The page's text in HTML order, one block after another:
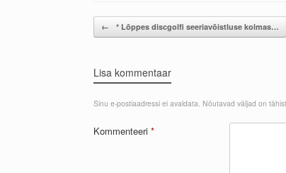
Post navigation
← * Lõppes discgolfi seeriavõistluse kolmas…
Lisa kommentaar
Sinu e-postiaadressi ei avaldata. Nõutavad väljad on
Kommenteeri *